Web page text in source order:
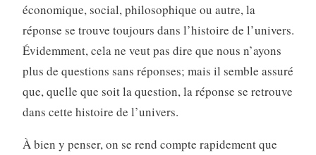
économique, social, philosophique ou autre, la
réponse se trouve toujours dans l’histoire de l’univers.
Évidemment, cela ne veut pas dire que nous n’ayons
plus de questions sans réponses; mais il semble assuré
que, quelle que soit la question, la réponse se retrouve
dans cette histoire de l’univers.
À bien y penser, on se rend compte rapidement que